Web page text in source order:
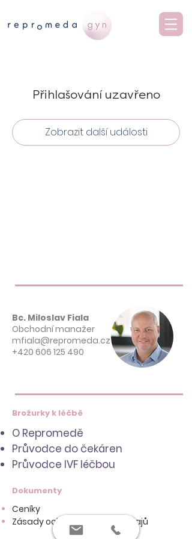
Přihlašování uzavřeno
Zobrazit další události
Bc. Miloslav Fiala
Obchodní manažer
mfiala@repromeda.cz
+420 606 125 490
Brožurky k léčbě
O Repromedě
Průvodce do čekáren
Průvodce IVF léčbou
Dokumenty
Ceníky
Zásady ochrany osobních údajů